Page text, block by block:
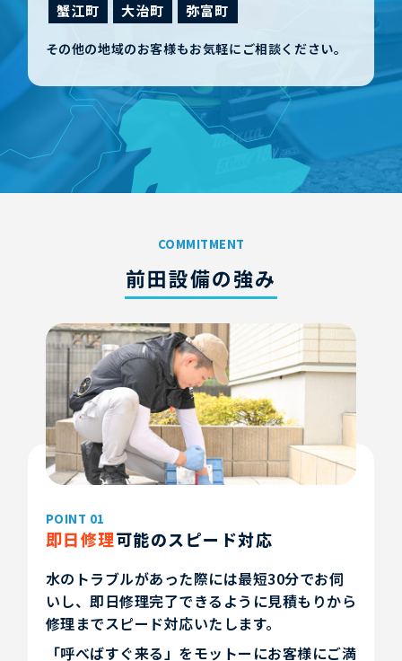
蟹江町
大治町 弥富町
その他の地域のお客様もお気軽にご相談ください。
COMMITMENT
前田設備の強み
POINT 01
即日修理可能のスピード対応
水のトラブルがあった際には最短30分でお伺
いし、即日修理完了できるように見積もりから
修理までスピード対応いたします。
「呼べばすぐ来る」をモットーにお客様にご満